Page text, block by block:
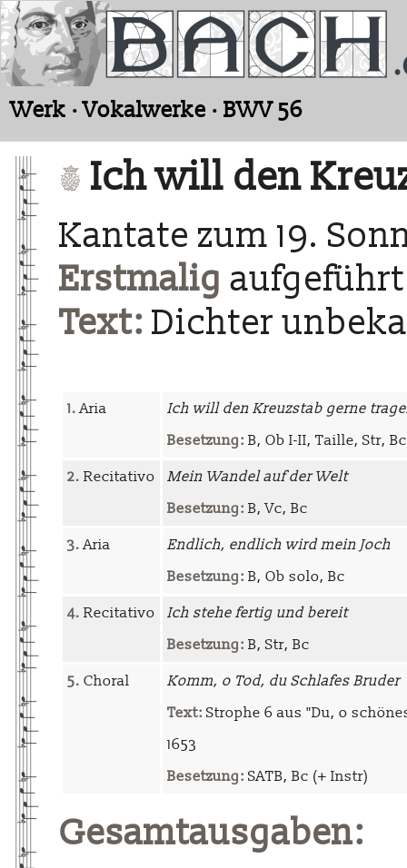
Werk · Vokalwerke · BWV 56
Ich will den
Kantate zum 19.
Erstmalig aufgeführt
Text: Dichter
1.Aria
Ich will den Kreuzstab gerne
Besetzung: B, Ob I-II, Taille, Str, Bc
2. Recitativo
Mein Wandel auf der Welt
Besetzung: B, Vc, Bc
3.Aria
Endlich, endlich wird mein Joch
Besetzung: B, Ob solo, Bc
4. Recitativo
Ich stehe fertig und bereit
Besetzung: B, Str, Bc
5. Choral
Komm, o Tod, du Schlafes Bruder
Text: Strophe 6 aus "Du, o
1653
Besetzung: SATB, Bc (+ Instr)
Gesamtausgaben: